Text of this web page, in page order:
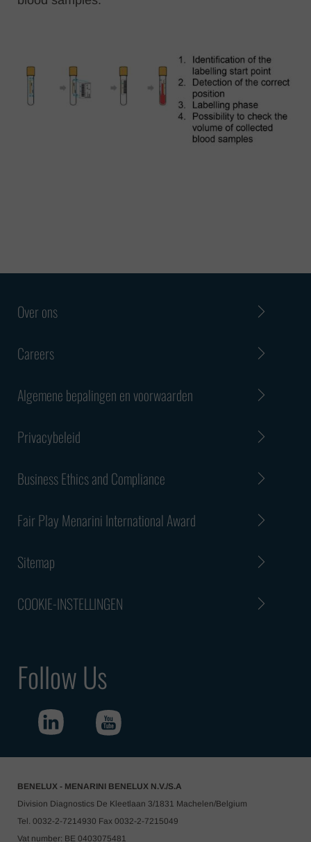
Over ons
Careers
Algemene bepalingen en voorwaarden
Privacybeleid
Business Ethics and Compliance
Fair Play Menarini International Award
Sitemap
COOKIE-INSTELLINGEN
Follow Us
BENELUX - MENARINI BENELUX N.V./S.A
Division Diagnostics De Kleetlaan 3/1831 Machelen/Belgium
Tel. 0032-2-7214930 Fax 0032-2-7215049
Vat number: BE 0403075481